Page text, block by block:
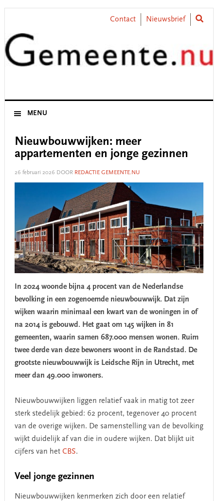
Skip
primary
navigation
Skip
content
Skip
primary
sidebar
Skip
footer
Contact Nieuwsbrief
MENU
Nieuwbouwwijken: meer
appartementen en jonge gezinnen
26 februari 2026 DOOR REDACTIE GEMEENTE.NU
In 2024 woonde bijna 4 procent van de Nederlandse
bevolking in een zogenoemde nieuwbouwwijk. Dat zijn
wijken waarin minimaal een kwart van de woningen in of
na 2014 is gebouwd. Het gaat om 145 wijken in 81
gemeenten, waarin samen 687.000 mensen wonen. Ruim
twee derde van deze bewoners woont in de Randstad. De
grootste nieuwbouwwijk is Leidsche Rijn in Utrecht, met
meer dan 49.000 inwoners.
Nieuwbouwwijken liggen relatief vaak in matig tot zeer
sterk stedelijk gebied: 62 procent, tegenover 40 procent
van de overige wijken. De samenstelling van de bevolking
wijkt duidelijk af van die in oudere wijken. Dat blijkt uit
cijfers van het CBS.
Veel jonge gezinnen
Nieuwbouwwijken kenmerken zich door een relatief